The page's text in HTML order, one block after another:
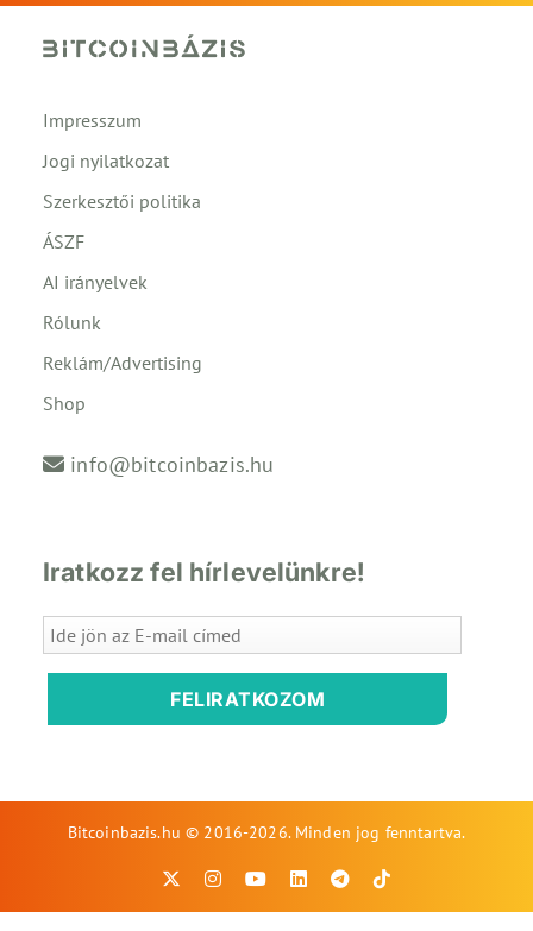
Impresszum
Jogi nyilatkozat
Szerkesztői politika
ÁSZF
AI irányelvek
Rólunk
Reklám/Advertising
Shop
info@bitcoinbazis.hu
Iratkozz fel hírlevelünkre!
FELIRATKOZOM
Bitcoinbazis.hu © 2016-2026. Minden jog fenntartva.